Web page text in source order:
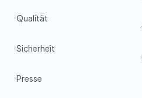
Qualität
Sicherheit
Presse